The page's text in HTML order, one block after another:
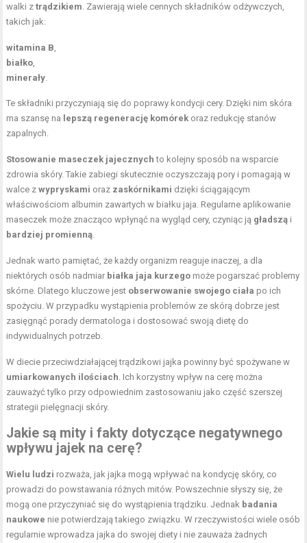
walki ztrądzikiem . Zawierają wiele cennych składników odżywczych,
takich jak:
witamina B
białko
minerały
Te składniki przyczyniają się do poprawy kondycji cery. Dzięki nim skóra
ma szansę na lepszą regenerację komórek oraz redukcję stanów
zapalnych.
Stosowanie maseczek jajecznych to kolejny sposób na wsparcie
zdrowia skóry. Takie zabiegi skutecznie oczyszczają pory i pomagają w
walce zwypryskami oraz zaskórnikami dzięki ściągającym
właściwościom albumin zawartych w białku jaja. Regularne aplikowanie
maseczek może znacząco wpłynąć na wygląd cery, czyniąc ją gładszą i
bardziej promienną
Jednak warto pamiętać, że każdy organizm reaguje inaczej, a dla
niektórych osób nadmiar białka jaja kurzego może pogarszać problemy
skórne. Dlatego kluczowe jest obserwowanie swojego ciała po ich
spożyciu. W przypadku wystąpienia problemów ze skórą dobrze jest
zasięgnąć porady dermatologa i dostosować swoją dietę do
indywidualnych potrzeb.
W diecie przeciwdziałającej trądzikowi jajka powinny być spożywane w
umiarkowanych ilościach . Ich korzystny wpływ na cerę można
zauważyć tylko przy odpowiednim zastosowaniu jako część szerszej
strategii pielęgnacji skóry.
Jakie są mity i fakty dotyczące negatywnego
wpływu jajek na cerę?
Wielu ludzi rozważa, jak jajka mogą wpływać na kondycję skóry, co
prowadzi do powstawania różnych mitów. Powszechnie słyszy się, że
mogą one przyczyniać się do wystąpienia trądziku. Jednak badania
naukowe nie potwierdzają takiego związku. W rzeczywistości wiele osób
regularnie wprowadza jajka do swojej diety i nie zauważa żadnych